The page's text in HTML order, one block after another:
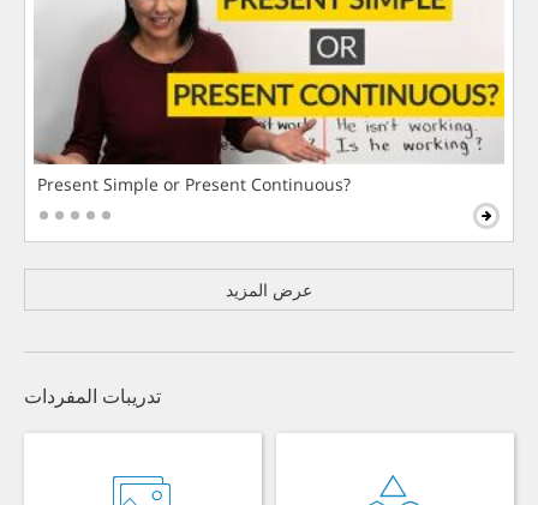
Present Simple or Present Continuous?
عرض المزيد
تدريبات المفردات